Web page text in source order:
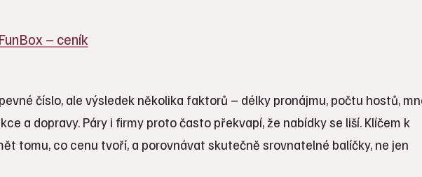
– ceník
číslo, ale výsledek několika faktorů – délky pronájmu, počtu hostů,
a dopravy. Páry i firmy proto často překvapí, že nabídky se liší. Klíčem k
tomu, co cenu tvoří, a porovnávat skutečně srovnatelné balíčky, ne jen